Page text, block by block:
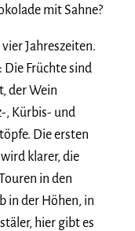
mit Sahne?
Jahreszeiten.
Die Früchte sind
der Wein
, Kürbis- und
Die ersten
klarer, die
in den
in der Höhen, in
hier gibt es